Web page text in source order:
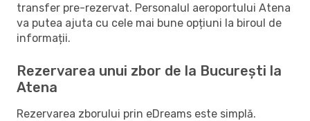
transfer pre-rezervat. Personalul aeroportului Atena
va putea ajuta cu cele mai bune opțiuni la biroul de
informații.
Rezervarea unui zbor de la București la
Atena
Rezervarea zborului prin eDreams este simplă.